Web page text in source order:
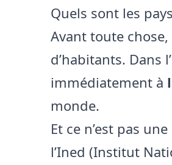
Quels sont les
Avant toute
d’habitants. Dans
immédiatement à
monde.
Et ce n’est pas
l’Ined (Institut